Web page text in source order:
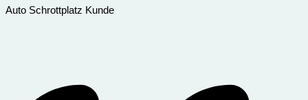
Auto Schrottplatz Kunde